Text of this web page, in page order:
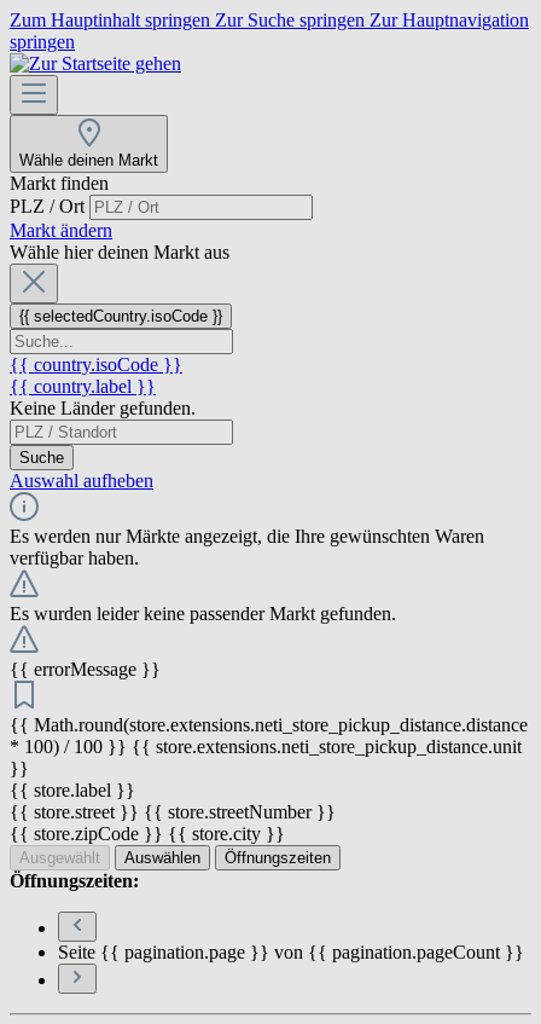
Zum Hauptinhalt springen Zur Suche springen Zur Hauptnavigation
springen
Wähle deinen Markt
Markt finden
PLZ / Ort
Markt ändern
Wähle hier deinen Markt aus
{{ selectedCountry.isoCode }}
{{ country.isoCode }}
{{ country.label }}
Keine Länder gefunden.
Suche
Auswahl aufheben
Es werden nur Märkte angezeigt, die Ihre gewünschten Waren
verfügbar haben.
Es wurden leider keine passender Markt gefunden.
{{ errorMessage }}
{{ Math.round(store.extensions.neti_store_pickup_distance.distance
* 100) / 100 }} {{ store.extensions.neti_store_pickup_distance.unit
}}
{{ store.label }}
{{ store.street }} {{ store.streetNumber }}
{{ store.zipCode }} {{ store.city }}
Ausgewählt Auswählen Öffnungszeiten
Öffnungszeiten:
Seite {{ pagination.page }} von {{ pagination.pageCount }}